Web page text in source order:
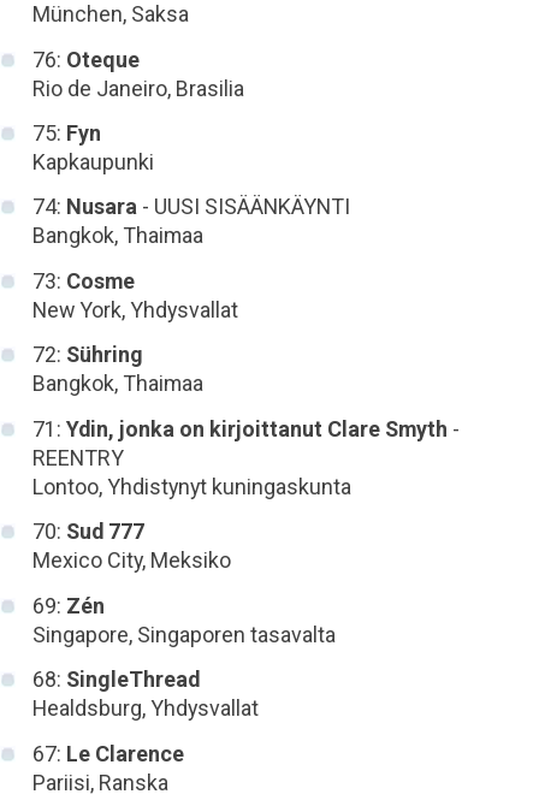
München, Saksa
76: Oteque
Rio de Janeiro, Brasilia
75: Fyn
Kapkaupunki
74: Nusara- UUSI SISÄÄNKÄYNTI
Bangkok, Thaimaa
73: Cosme
New York, Yhdysvallat
72: Sühring
Bangkok, Thaimaa
71: Ydin, jonka on kirjoittanut Clare Smyth -
REENTRY
Lontoo, Yhdistynyt kuningaskunta
70: Sud 777
Mexico City, Meksiko
69: Zén
Singapore, Singaporen tasavalta
68: SingleThread
Healdsburg, Yhdysvallat
67: Le Clarence
Pariisi, Ranska